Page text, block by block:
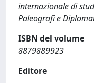
internazionale di
Paleografi e
ISBN del volume
8879889923
Editore